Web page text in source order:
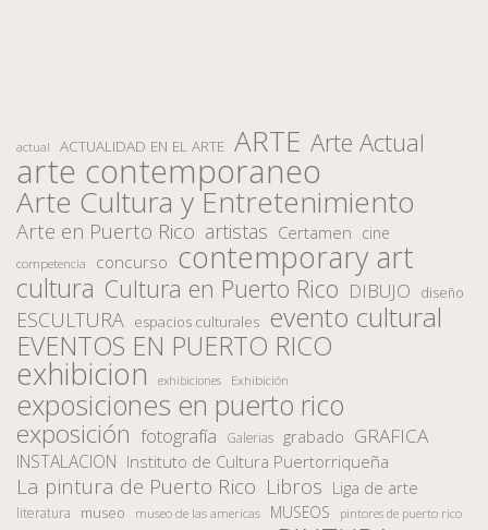
actual ACTUALIDAD EN EL ARTE ARTE Arte Actual
arte contemporaneo
Arte Cultura y Entretenimiento
Arte en Puerto Rico artistas Certamen cine
competencia concurso contemporary art
cultura Cultura en Puerto Rico DIBUJO diseño
ESCULTURA espacios culturales evento cultural
EVENTOS EN PUERTO RICO
exhibicion exhibiciones Exhibición
exposiciones en puerto rico
exposición fotografía Galerias grabado GRAFICA
INSTALACION Instituto de Cultura Puertorriqueña
La pintura de Puerto Rico Libros Liga de arte
literatura museo museo de las americas MUSEOS pintores de puerto rico